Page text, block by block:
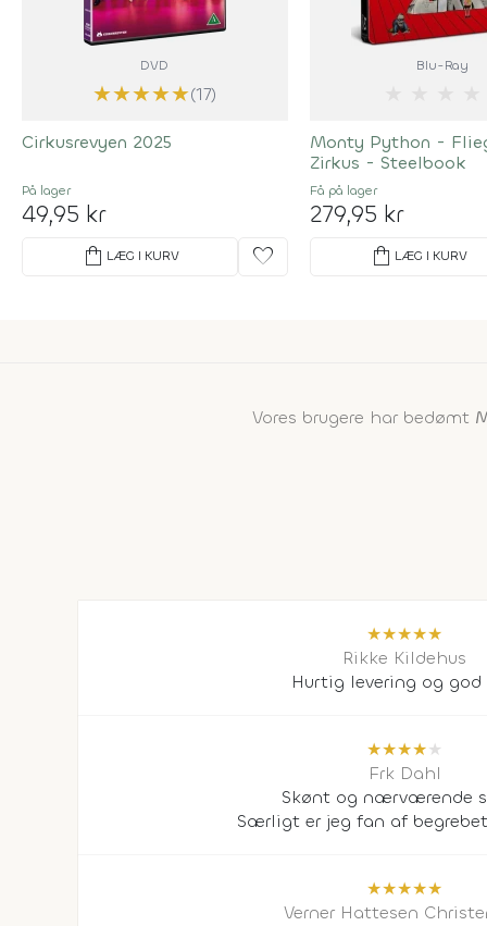
DVD
★★★★★(17)
Cirkusrevyen 2025
På lager
49,95 kr
shopping_bag LÆG I KURV favorite
Blu-Ray
Monty Python -
Zirkus - Steelbook
Få på lager
279,95 kr
shopping_bag LÆG I KURV
Vores brugere har bedømt
★★★★★
Rikke Kildehus
Hurtig levering og god
★★★★★
Frk Dahl
Skønt og nærværende
Særligt er jeg fan af begrebet
★★★★★
Verner Hattesen